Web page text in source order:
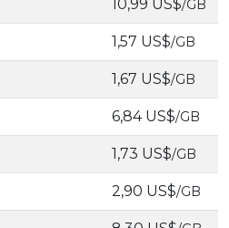
10,99 US$/GB
1,57 US$/GB
1,67 US$/GB
6,84 US$/GB
1,73 US$/GB
2,90 US$/GB